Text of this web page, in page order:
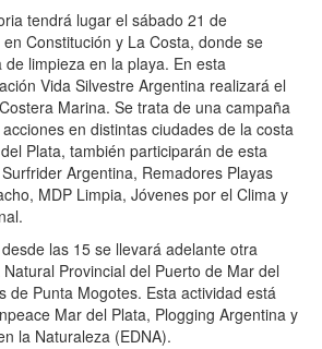
tendrá lugar el sábado 21 de
Constitución y La Costa, donde se
limpieza en la playa. En esta
Vida Silvestre Argentina realizará el
Marina. Se trata de una campaña
en distintas ciudades de la costa
Plata, también participarán de esta
Argentina, Remadores Playas
MDP Limpia, Jóvenes por el Clima y
las 15 se llevará adelante otra
Provincial del Puerto de Mar del
de Punta Mogotes. Esta actividad está
Mar del Plata, Plogging Argentina y
la Naturaleza (EDNA).